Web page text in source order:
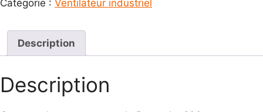
Catégorie : Ventilateur industriel
Description
Description